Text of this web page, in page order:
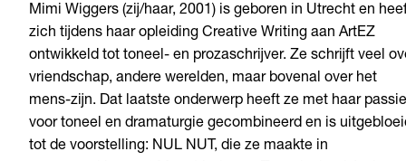
Mimi Wiggers (zij/haar, 2001) is geboren in Utrecht en
zich tijdens haar opleiding Creative Writing aan ArtEZ
ontwikkeld tot toneel- en prozaschrijver. Ze schrijft veel
vriendschap, andere werelden, maar bovenal over het
mens-zijn. Dat laatste onderwerp heeft ze met haar passie
voor toneel en dramaturgie gecombineerd en is
tot de voorstelling: NUL NUT, die ze maakte in